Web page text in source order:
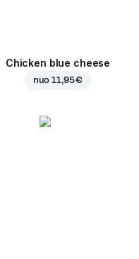
Chicken blue cheese
nuo11,95 €